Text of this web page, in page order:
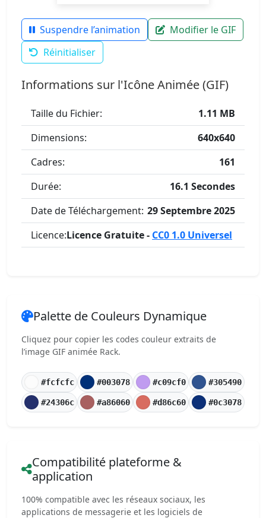
Suspendre l’animation
Modifier le GIF
Réinitialiser
Informations sur l'Icône Animée (GIF)
Taille du Fichier:
1.11 MB
Dimensions:
640x640
Cadres:
161
Durée:
16.1 Secondes
Date de Téléchargement: 29 Septembre 2025
Licence:Licence Gratuite - CC0 1.0 Universel
Palette de Couleurs Dynamique
Cliquez pour copier les codes couleur extraits de
l’image GIF animée Rack.
#fcfcfc #003078 #c09cf0 #305490
#24306c #a86060 #d86c60 #0c3078
Compatibilité plateforme &
application
100% compatible avec les réseaux sociaux, les
applications de messagerie et les logiciels de